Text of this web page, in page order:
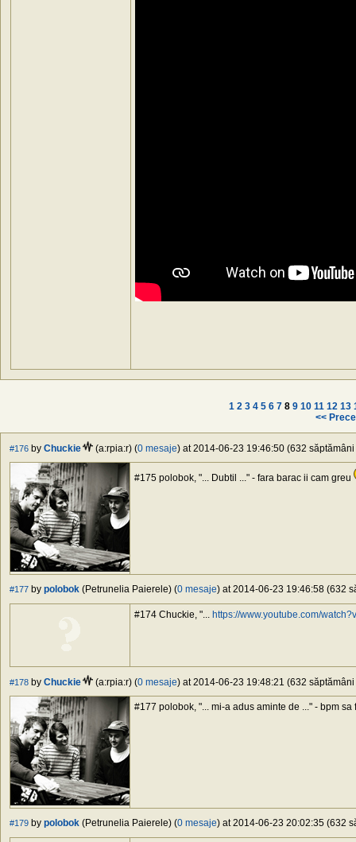
1 2 3 4 5 6 7 8 9 10 11 12 13
<<
#176 by Chuckie (a:rpia:r) (0 mesaje) at 2014-06-23 19:46:50 (632
#175 polobok, "... Dubtil ..." - fara barac ii cam greu
#177 by polobok (Petrunelia Paierele) (0 mesaje) at 2014-06-23 19:46:58 (632
#174 Chuckie, "... https://www.youtube.com/
#178 by Chuckie (a:rpia:r) (0 mesaje) at 2014-06-23 19:48:21 (632
#177 polobok, "... mi-a adus aminte de ..." - bpm sa
#179 by polobok (Petrunelia Paierele) (0 mesaje) at 2014-06-23 20:02:35 (632